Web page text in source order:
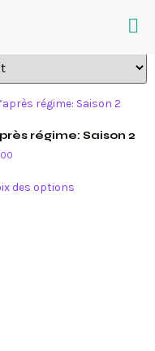
régime: Saison 2
des options